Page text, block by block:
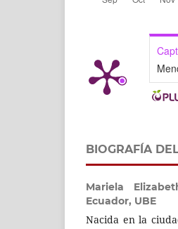
BIOGRAFÍA
Mariela
Ecuador, UBE
Nacida en la